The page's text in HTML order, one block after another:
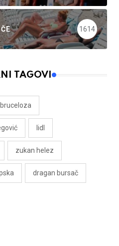
1614
TAGOVI
bruceloza
lidl
zukan helez
dragan bursač